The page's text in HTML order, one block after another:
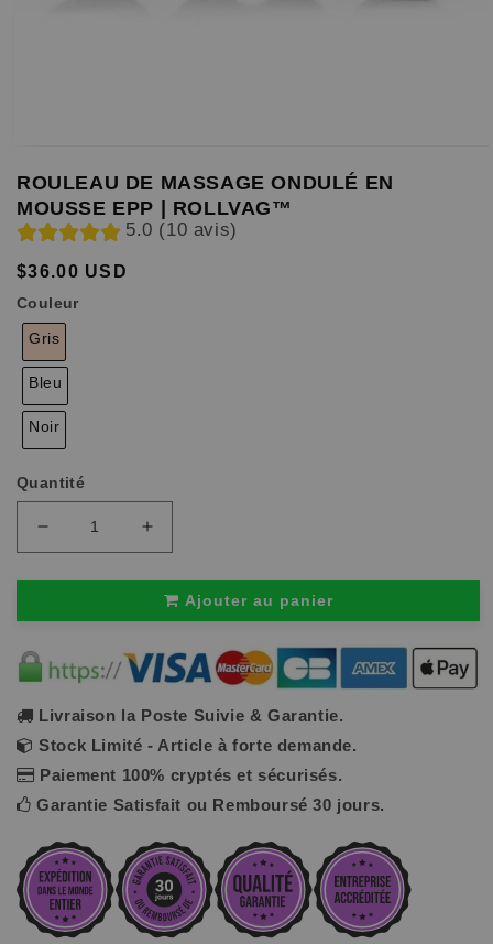
ROULEAU DE MASSAGE ONDULÉ EN
MOUSSE EPP | ROLLVAG™
5.0 (10 avis)
$36.00 USD
Couleur
Gris
Bleu
Noir
Quantité
Réduire
la
de
Ondulé
en
EPP
RollVag™
Augmenter
la
Rouleau
de
Ondulé
en
EPP
RollVag™
Ajouter au panier
Livraison la Poste Suivie & Garantie.
Stock Limité - Article à forte demande.
Paiement 100% cryptés et sécurisés.
Garantie Satisfait ou Remboursé 30 jours.